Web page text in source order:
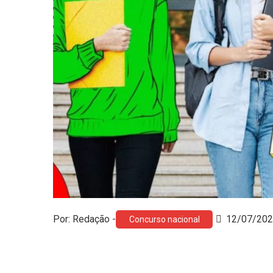
Por: Redação - Concurso nacional 12/07/